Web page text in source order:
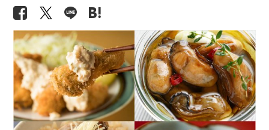
ピ。味噌・豚肉・にんにく入
り、だし不要。おつまみにも人
気です！
フライパンで簡単「鮭のちゃん
ちゃん焼き」人気レシピ。味噌
だれとバターが美味！
【夏・秋が旬】脂がのってふっ
くら美味！「太刀魚」プロのレ
料理の種類
調理法
イベント・ピックアップ
け方。「甘酢漬け」と「塩漬
け」2つのレシピ
【シェフ直伝】ジェノベーゼソ
ースのレシピ。意外なコツはオ
リーブ油を使わないこと!?
柚子胡椒（ゆずこしょう）の自
家製レシピ。市販品では味わえ